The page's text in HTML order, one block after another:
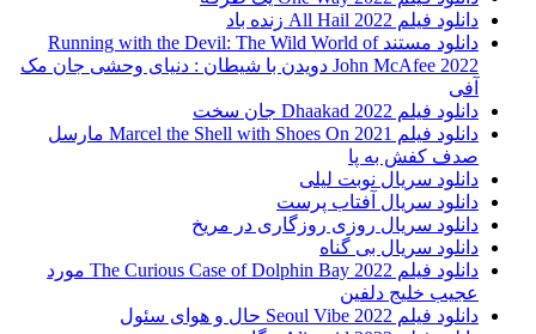
دانلود فیلم All Hail 2022 زنده باد
دانلود مستند Running with the Devil: The Wild World of
John McAfee 2022 دویدن با شیطان : دنیای وحشی جان مک
آفی
دانلود فیلم Dhaakad 2022 جان سخت
دانلود فیلم Marcel the Shell with Shoes On 2021 مارسل
صدف کفش به پا
دانلود سریال نوبت لیلی
دانلود سریال آفتاب پرست
دانلود سریال روزی روزگاری در مریخ
دانلود سریال بی گناه
دانلود فیلم The Curious Case of Dolphin Bay 2022 مورد
عجیب خلیج دلفین
دانلود فیلم Seoul Vibe 2022 حال و هوای سئول